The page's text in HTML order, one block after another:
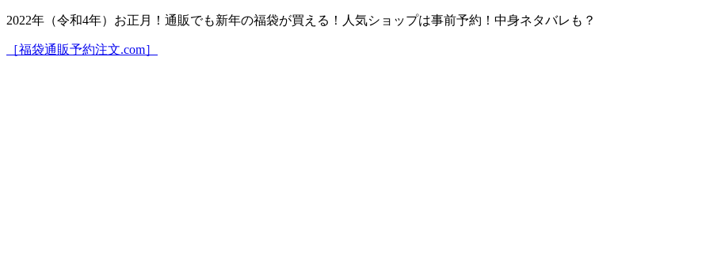
2022年（令和4年）お正月！通販でも新年の福袋が買える！人気ショップは事前予約！中身ネタバレも？
［福袋通販予約注文.com］